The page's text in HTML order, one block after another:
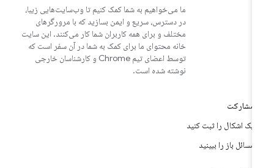
ما می‌خواهیم به شما کمک کنیم تا وب‌سایت‌هایی زیبا،
در دسترس، سریع و ایمن بسازید که با مرورگرهای
مختلف و برای همه کاربران شما کار می‌کنند. این سایت
خانه محتوای ما برای کمک به شما در آن سفر است که
توسط اعضای تیم Chrome و کارشناسان خارجی
نوشته شده است.
مشارکت
یک اشکال را ثبت کنید
مسائل باز را ببینید